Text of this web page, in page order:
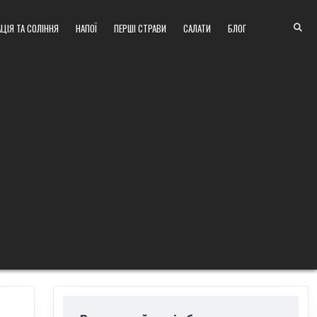
ТА СОЛІННЯ НАПОЇ ПЕРШІ СТРАВИ САЛАТИ БЛОГ